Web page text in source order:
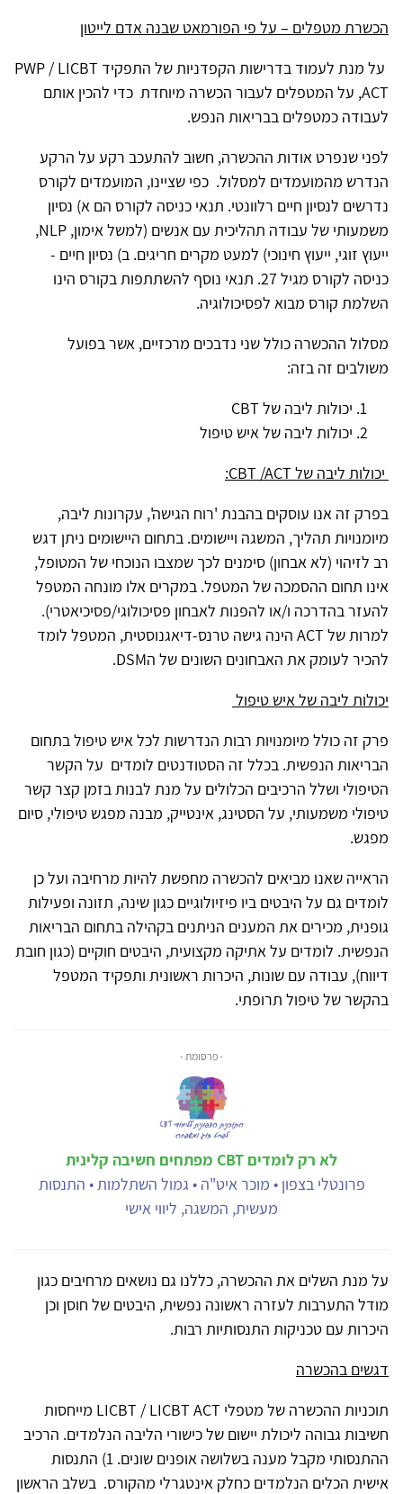
הכשרת מטפלים – על פי הפורמאט שבנה אדם לייטון
על מנת לעמוד בדרישות הקפדניות של התפקיד PWP / LICBT
ACT, על המטפלים לעבור הכשרה מיוחדת כדי להכין אותם
לעבודה כמטפלים בבריאות הנפש.
לפני שנפרט אודות ההכשרה, חשוב להתעכב רקע על הרקע
הנדרש מהמועמדים למסלול. כפי שציינו, המועמדים לקורס
נדרשים לנסיון חיים רלוונטי. תנאי כניסה לקורס הם א) נסיון
משמעותי של עבודה תהליכית עם אנשים (למשל אימון, NLP
,
ייעוץ זוגי, ייעוץ חינוכי) למעט מקרים חריגים. ב) נסיון חיים -
כניסה לקורס מגיל 27. תנאי נוסף להשתתפות בקורס הינו
השלמת קורס מבוא לפסיכולוגיה.
מסלול ההכשרה כולל שני נדבכים מרכזיים, אשר בפועל
משולבים זה בזה:
יכולות ליבה שלCBT
יכולות ליבה של איש טיפול
יכולות ליבה שלCBT /ACT
:
בפרק זה אנו עוסקים בהבנת 'רוח הגישה', עקרונות ליבה,
מיומנויות תהליך, המשגה ויישומים. בתחום היישומים ניתן דגש
רב לזיהוי (לא אבחון) סימנים לכך שמצבו הנוכחי של המטופל,
אינו תחום ההסמכה של המטפל. במקרים אלו מונחה המטפל
להעזר בהדרכה ו/או להפנות לאבחון פסיכולוגי/פסיכיאטרי).
למרות שלACT הינה גישה טרנס-דיאגנוסטית, המטפל לומד
להכיר לעומק את האבחונים השונים של הDSM
.
יכולות ליבה של איש טיפול
פרק זה כולל מיומנויות רבות הנדרשות לכל איש טיפול בתחום
הבריאות הנפשית. בכלל זה הסטודנטים לומדים על הקשר
הטיפולי ושלל הרכיבים הכלולים על מנת לבנות בזמן קצר קשר
טיפולי משמעותי, על הסטינג, אינטייק, מבנה מפגש טיפולי, סיום
מפגש.
הראייה שאנו מביאים להכשרה מחפשת להיות מרחיבה ועל כן
לומדים גם על היבטים ביו פיזיולוגיים כגון שינה, תזונה ופעילות
גופנית, מכירים את המענים הניתנים בקהילה בתחום הבריאות
הנפשית. לומדים על אתיקה מקצועית, היבטים חוקיים (כגון חובת
דיווח), עבודה עם שונות, היכרות ראשונית ותפקיד המטפל
בהקשר של טיפול תרופתי.
- פרסומת -
לא רק לומדים CBT מפתחים חשיבה קלינית
פרונטלי בצפון • מוכר איט"ה • גמול השתלמות • התנסות
מעשית, המשגה, ליווי אישי
על מנת השלים את ההכשרה, כללנו גם נושאים מרחיבים כגון
מודל התערבות לעזרה ראשונה נפשית, היבטים של חוסן וכן
היכרות עם טכניקות התנסותיות רבות.
דגשים בהכשרה
תוכניות ההכשרה של מטפלי LICBT / LICBT ACT מייחסות
חשיבות גבוהה ליכולת יישום של כישורי הליבה הנלמדים. הרכיב
ההתנסותי מקבל מענה בשלושה אופנים שונים. 1) התנסות
אישית הכלים הנלמדים כחלק אינטגרלי מהקורס. בשלב הראשון